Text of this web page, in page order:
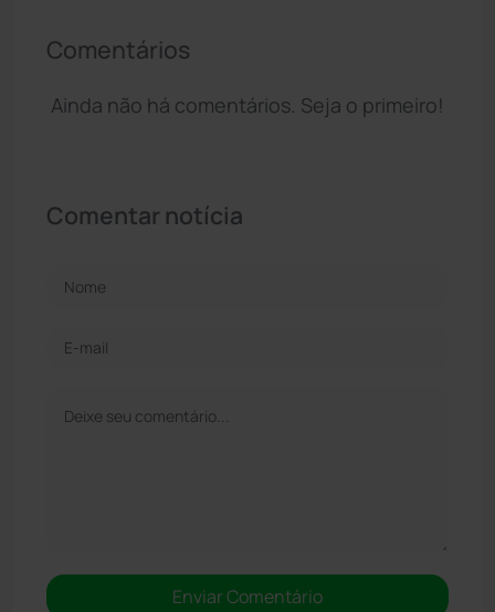
Comentários
Ainda não há comentários. Seja o primeiro!
Comentar notícia